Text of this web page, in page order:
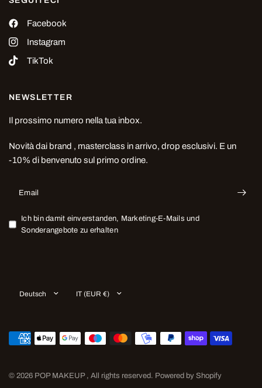
Facebook
Instagram
TikTok
NEWSLETTER
Il prossimo numero nella tua inbox.
Novità dai brand , masterclass in arrivo, drop esclusivi. E un
-10% di benvenuto sul primo ordine.
Email
Ich bin damit einverstanden, Marketing-E-Mails und
Sonderangebote zu erhalten
aktualisieren
© 2026 POP MAKEUP , All rights reserved. Powered by Shopify